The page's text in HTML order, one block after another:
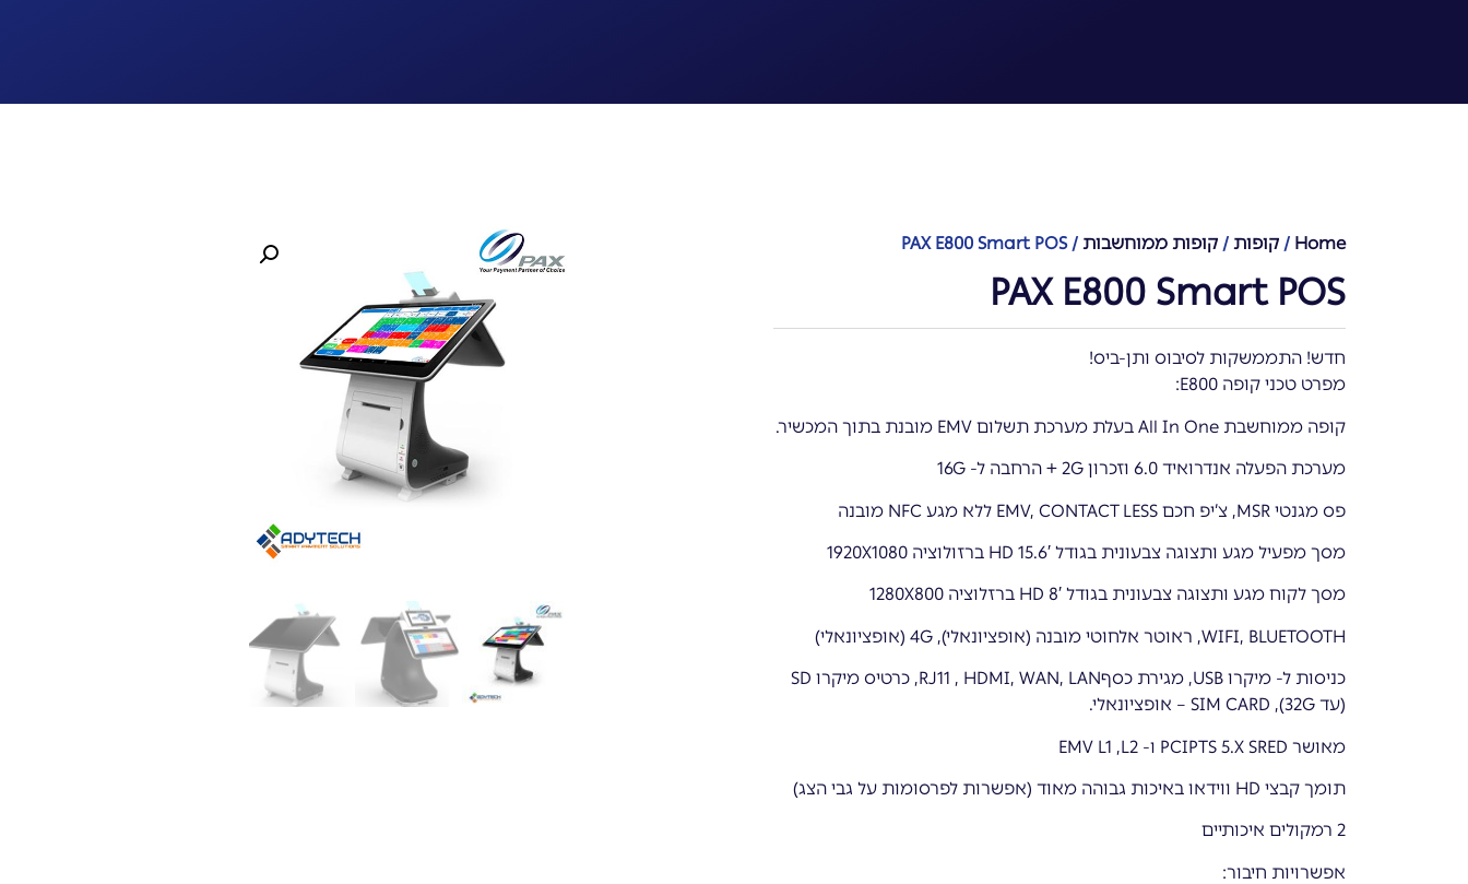
Home
/ קופות/ קופות ממוחשבות/ PAX E800 Smart POS
PAX E800 Smart POS
חדש! התממשקות לסיבוס ותן-ביס!
מפרט טכני קופה E800:
קופה ממוחשבת All In One בעלת מערכת תשלום EMV מובנת בתוך המכשיר.
מערכת הפעלה אנדרואיד 6.0 וזכרון 2G + הרחבה ל- 16G
פס מגנטי MSR, צ’יפ חכם EMV, CONTACT LESS ללא מגע NFC מובנה
מסך מפעיל מגע ותצוגה צבעונית בגודל 15.6′ HD ברזולוציה 1920X1080
מסך לקוח מגע ותצוגה צבעונית בגודל 8′ HD ברזלוציה 1280X800
WIFI, BLUETOOTH, ראוטר אלחוטי מובנה (אופציונאלי), 4G (אופציונאלי)
כניסות ל- מיקרו USB, מגירת כסףRJ11 , HDMI, WAN, LAN, כרטיס מיקרו SD
(עד 32G), SIM CARD – אופציונאלי.
מאושר PCIPTS 5.X SRED ו- EMV L1 ,L2
תומך קבצי HD ווידאו באיכות גבוהה מאוד (אפשרות לפרסומות על גבי הצג)
2 רמקולים איכותיים
אפשרויות חיבור: